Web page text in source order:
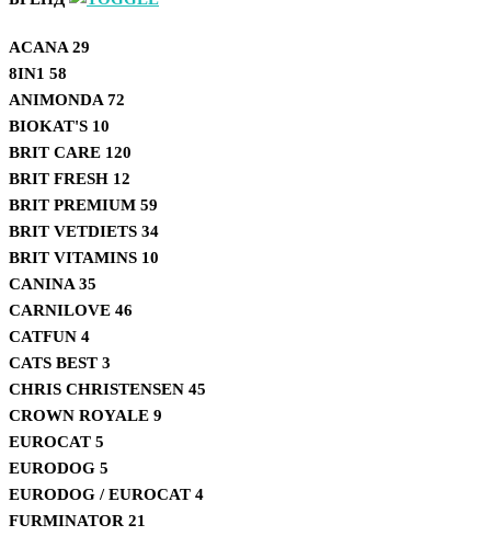
ACANA 29
8IN1 58
ANIMONDA 72
BIOKAT'S 10
BRIT CARE 120
BRIT FRESH 12
BRIT PREMIUM 59
BRIT VETDIETS 34
BRIT VITAMINS 10
CANINA 35
CARNILOVE 46
CATFUN 4
CATS BEST 3
CHRIS CHRISTENSEN 45
CROWN ROYALE 9
EUROCAT 5
EURODOG 5
EURODOG / EUROCAT 4
FURMINATOR 21